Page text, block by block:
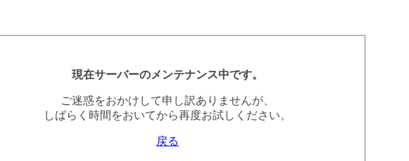
現在サーバーのメンテナンス中です。
ご迷惑をおかけして申し訳ありませんが、
しばらく時間をおいてから再度お試しください。
戻る